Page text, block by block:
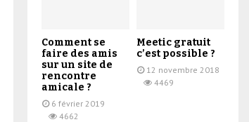
Comment se
faire des amis
sur un site de
rencontre
amicale ?
6 février 2019
4662
Meetic gratuit
c’est possible ?
12 novembre 2018
4469